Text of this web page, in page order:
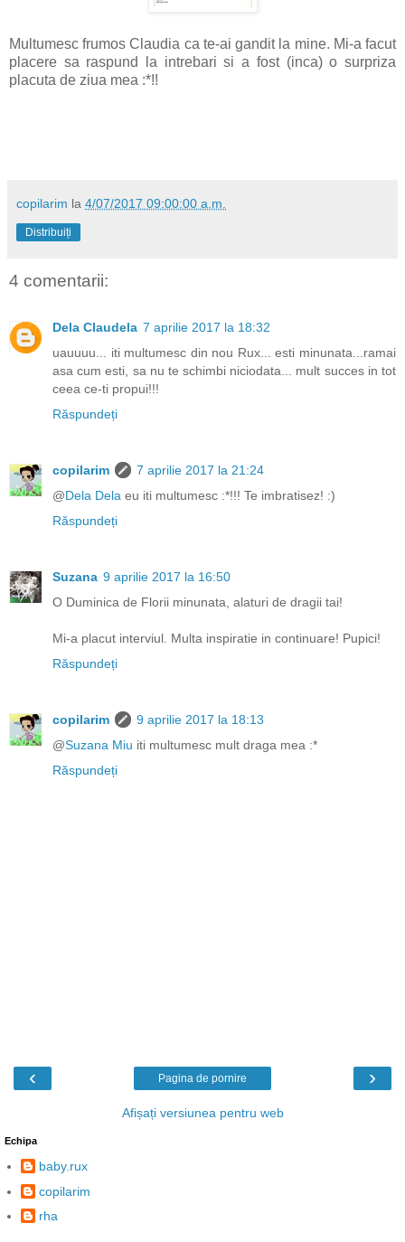
Multumesc frumos Claudia ca te-ai gandit la mine. Mi-a facut
placere sa raspund la intrebari si a fost (inca) o surpriza
placuta de ziua mea :*!!
copilarim la 4/07/2017 09:00:00 a.m.
Distribuiți
4 comentarii:
Dela Claudela 7 aprilie 2017 la 18:32
uauuuu... iti multumesc din nou Rux... esti minunata...ramai
asa cum esti, sa nu te schimbi niciodata... mult succes in tot
ceea ce-ti propui!!!
Răspundeți
copilarim
7 aprilie 2017 la 21:24
@Dela Dela eu iti multumesc :*!!! Te imbratisez! :)
Răspundeți
Suzana 9 aprilie 2017 la 16:50
O Duminica de Florii minunata, alaturi de dragii tai!
Mi-a placut interviul. Multa inspiratie in continuare! Pupici!
Răspundeți
copilarim
9 aprilie 2017 la 18:13
@Suzana Miu iti multumesc mult draga mea :*
Răspundeți
‹ ›
Pagina de pornire
Afișați versiunea pentru web
Echipa
baby.rux
copilarim
rha